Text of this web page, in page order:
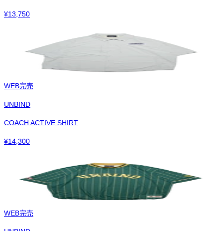
¥13,750
WEB完売
UNBIND
COACH ACTIVE SHIRT
¥14,300
WEB完売